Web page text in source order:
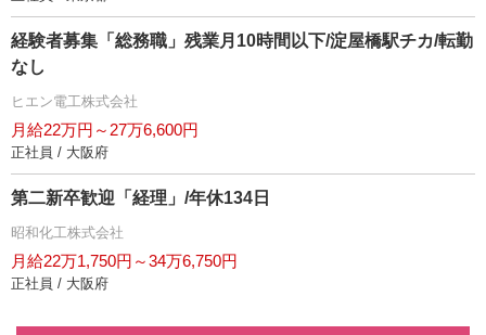
経験者募集「総務職」残業月10時間以下/淀屋橋駅チカ/転勤
なし
ヒエン電工株式会社
月給22万円～27万6,600円
正社員 / 大阪府
第二新卒歓迎「経理」/年休134日
昭和化工株式会社
月給22万1,750円～34万6,750円
正社員 / 大阪府